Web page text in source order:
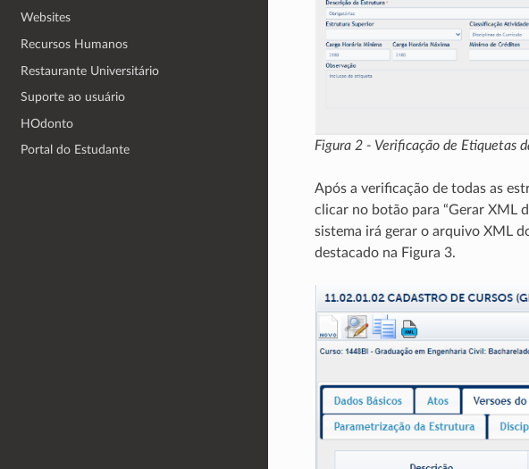
Websites
Recursos Humanos
Restaurante Universitário
Suporte ao usuário
HOdonto
Portal do Estudante
Figura 2 - Verificação de Etiquetas
Após a verificação de todas as
clicar no botão para “Gerar XML
sistema irá gerar o arquivo XML
destacado na Figura 3.